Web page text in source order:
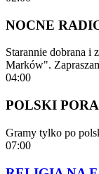
NOCNE
Starannie dobrana i
Marków".
04:00
POLSKI
Gramy tylko po
07:00